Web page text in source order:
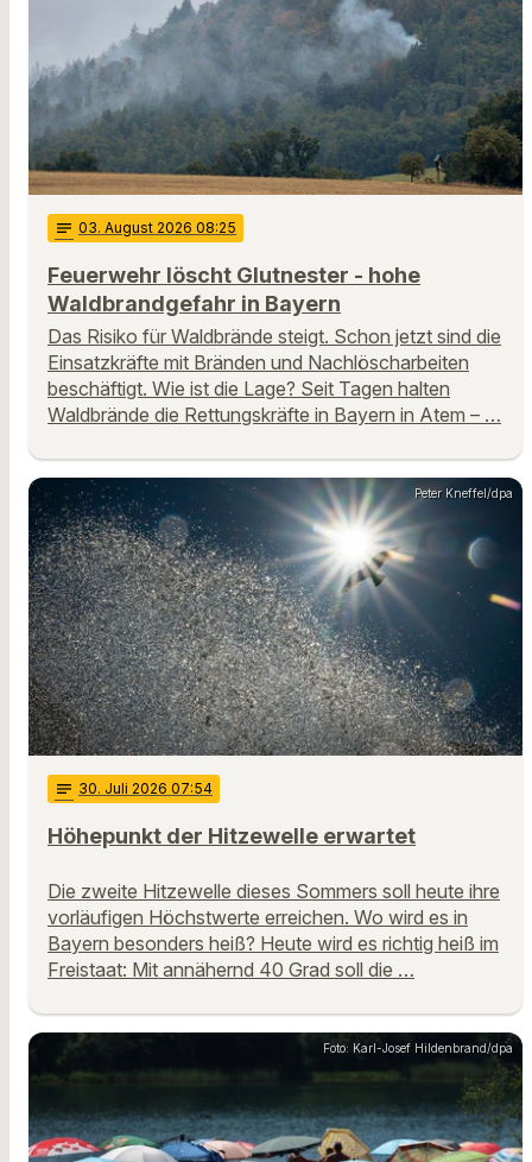
notes 03. August 2026 08:25
Feuerwehr löscht Glutnester - hohe
Waldbrandgefahr in Bayern
Das Risiko für Waldbrände steigt. Schon jetzt sind die
Einsatzkräfte mit Bränden und Nachlöscharbeiten
beschäftigt. Wie ist die Lage? Seit Tagen halten
Waldbrände die Rettungskräfte in Bayern in Atem – …
Peter Kneffel/dpa
notes 30. Juli 2026 07:54
Höhepunkt der Hitzewelle erwartet
Die zweite Hitzewelle dieses Sommers soll heute ihre
vorläufigen Höchstwerte erreichen. Wo wird es in
Bayern besonders heiß? Heute wird es richtig heiß im
Freistaat: Mit annähernd 40 Grad soll die …
Foto: Karl-Josef Hildenbrand/dpa